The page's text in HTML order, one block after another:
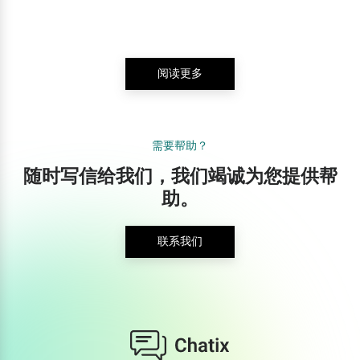
阅读更多
需要帮助？
随时写信给我们，我们竭诚为您提供帮
助。
联系我们